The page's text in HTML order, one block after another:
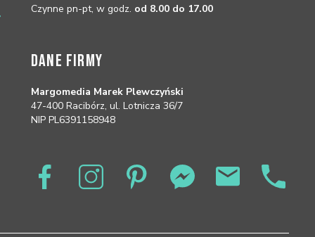
Czynne pn-pt, w godz. od 8.00 do 17.00
DANE FIRMY
Margomedia Marek Plewczyński
47-400 Racibórz, ul. Lotnicza 36/7
NIP PL6391158948